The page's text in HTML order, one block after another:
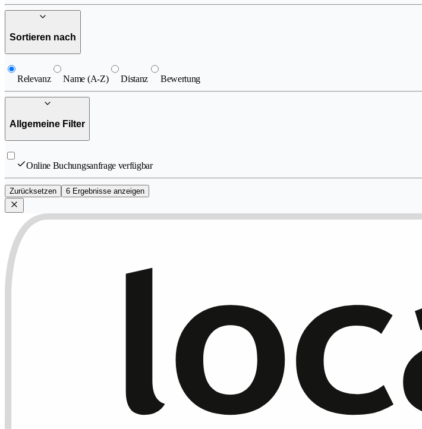
Sortieren nach
Relevanz Name (A-Z) Distanz Bewertung
Allgemeine Filter
Online Buchungsanfrage verfügbar
Zurücksetzen 6 Ergebnisse anzeigen